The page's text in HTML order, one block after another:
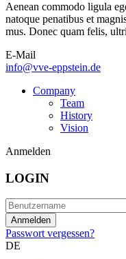
Aenean commodo ligula
natoque penatibus et
mus. Donec quam felis,
E-Mail
info@vve-eppstein.de
Company
Team
History
Vision
Anmelden
LOGIN
Passwort vergessen?
DE